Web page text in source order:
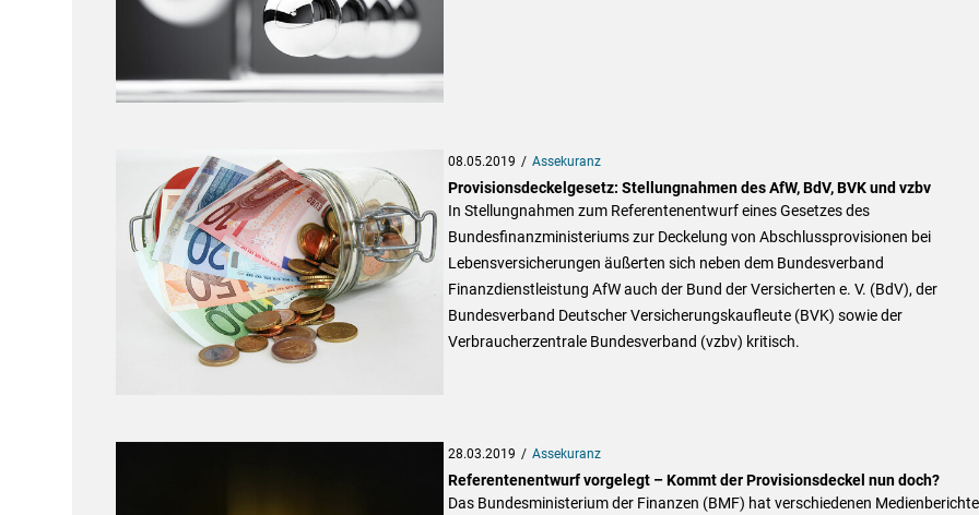
08.05.2019 Assekuranz
Provisionsdeckelgesetz: Stellungnahmen des AfW, BdV, BVK und vzbv
In Stellungnahmen zum Referentenentwurf eines Gesetzes des
Bundesfinanzministeriums zur Deckelung von Abschlussprovisionen bei
Lebensversicherungen äußerten sich neben dem Bundesverband
Finanzdienstleistung AfW auch der Bund der Versicherten e. V. (BdV), der
Bundesverband Deutscher Versicherungskaufleute (BVK) sowie der
Verbraucherzentrale Bundesverband (vzbv) kritisch.
28.03.2019 Assekuranz
Referentenentwurf vorgelegt – Kommt der Provisionsdeckel nun doch?
Das Bundesministerium der Finanzen (BMF) hat verschiedenen